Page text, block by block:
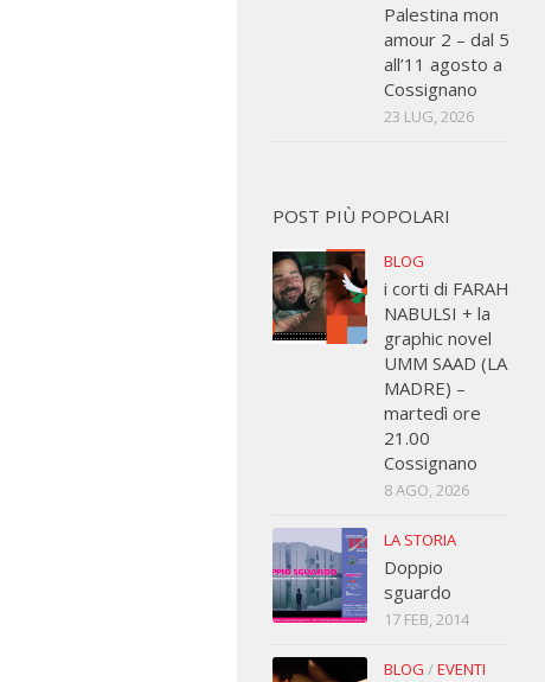
Palestina mon
amour 2 – dal 5
all’11 agosto a
Cossignano
23 LUG, 2026
POST PIÙ POPOLARI
BLOG
i corti di FARAH
NABULSI + la
graphic novel
UMM SAAD (LA
MADRE) –
martedì ore
21.00
Cossignano
8 AGO, 2026
LA STORIA
Doppio
sguardo
17 FEB, 2014
BLOG /EVENTI